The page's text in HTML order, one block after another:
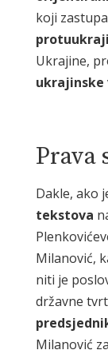
koji
Ukrajine,
ukrajinske
Prava
Dakle, ako
tekstova
Milanović,
niti je
državne
Milanović